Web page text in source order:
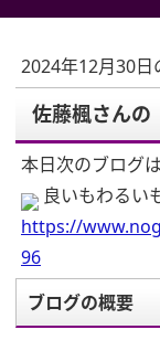
2024年12月30日
佐藤楓さんの
本日次のブログ
良いもわるい
https://
96
ブログの概要